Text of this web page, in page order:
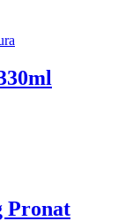
Pronat